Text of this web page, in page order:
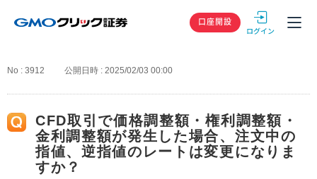
GMOクリック
口座開設
No : 3912 公開日時 : 2025/02/03 00:00
CFD取引で価格調整額・権利調整額・
金利調整額が発生した場合、注文中の
指値、逆指値のレートは変更になりま
すか？